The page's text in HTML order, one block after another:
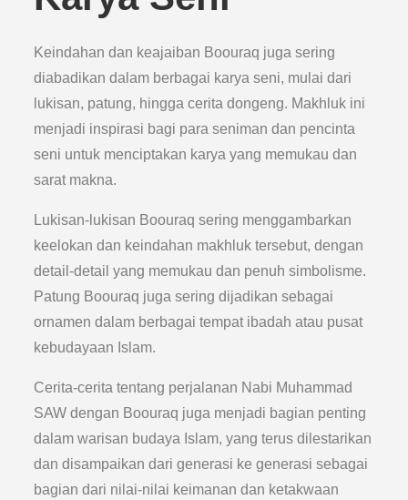
Keindahan dan keajaiban Boouraq juga sering
diabadikan dalam berbagai karya seni, mulai dari
lukisan, patung, hingga cerita dongeng. Makhluk ini
menjadi inspirasi bagi para seniman dan pencinta
seni untuk menciptakan karya yang memukau dan
sarat makna.
Lukisan-lukisan Boouraq sering menggambarkan
keelokan dan keindahan makhluk tersebut, dengan
detail-detail yang memukau dan penuh simbolisme.
Patung Boouraq juga sering dijadikan sebagai
ornamen dalam berbagai tempat ibadah atau pusat
kebudayaan Islam.
Cerita-cerita tentang perjalanan Nabi Muhammad
SAW dengan Boouraq juga menjadi bagian penting
dalam warisan budaya Islam, yang terus dilestarikan
dan disampaikan dari generasi ke generasi sebagai
bagian dari nilai-nilai keimanan dan ketakwaan